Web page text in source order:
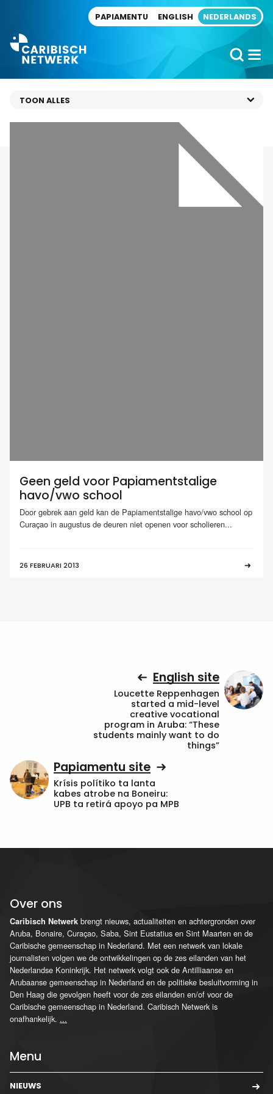
PAPIAMENTU ENGLISH NEDERLANDS
Geen geld voor Papiamentstalige
havo/vwo school
Door gebrek aan geld kan de Papiamentstalige havo/vwo school op
Curaçao in augustus de deuren niet openen voor scholieren...
26 FEBRUARI 2013
English site
Loucette Reppenhagen
started a mid-level
creative vocational
program in Aruba: “These
students mainly want to do
things”
Papiamentu site
Krísis polítiko ta lanta
kabes atrobe na Boneiru:
UPB ta retirá apoyo pa MPB
Over ons
Caribisch Netwerk brengt nieuws, actualiteiten en achtergronden over
Aruba, Bonaire, Curaçao, Saba, Sint Eustatius en Sint Maarten en de
Caribische gemeenschap in Nederland. Met een netwerk van lokale
journalisten volgen we de ontwikkelingen op de zes eilanden van het
Nederlandse Koninkrijk. Het netwerk volgt ook de Antilliaanse en
Arubaanse gemeenschap in Nederland en de politieke besluitvorming in
Den Haag die gevolgen heeft voor de zes eilanden en/of voor de
Caribische gemeenschap in Nederland. Caribisch Netwerk is
onafhankelijk. ...
Menu
NIEUWS